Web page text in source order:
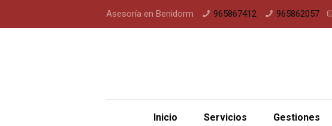
Asesoría en Benidorm 965867412 965862057
Inicio Servicios Gestiones